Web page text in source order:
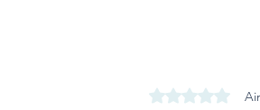
Avaliado com